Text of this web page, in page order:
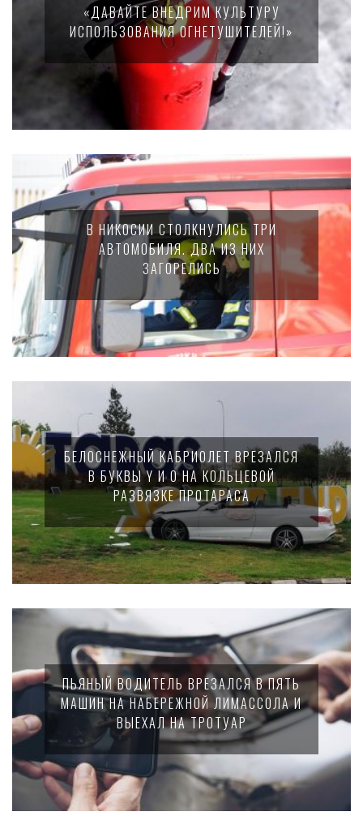
«ДАВАЙТЕ ВНЕДРИМ КУЛЬТУРУ
ИСПОЛЬЗОВАНИЯ ОГНЕТУШИТЕЛЕЙ!»
В НИКОСИИ СТОЛКНУЛИСЬ ТРИ
АВТОМОБИЛЯ. ДВА ИЗ НИХ
ЗАГОРЕЛИСЬ
БЕЛОСНЕЖНЫЙ КАБРИОЛЕТ ВРЕЗАЛСЯ
В БУКВЫ Y И O НА КОЛЬЦЕВОЙ
РАЗВЯЗКЕ ПРОТАРАСА
ПЬЯНЫЙ ВОДИТЕЛЬ ВРЕЗАЛСЯ В ПЯТЬ
МАШИН НА НАБЕРЕЖНОЙ ЛИМАССОЛА И
ВЫЕХАЛ НА ТРОТУАР